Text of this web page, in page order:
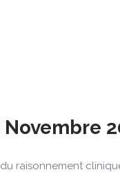
raisonnement